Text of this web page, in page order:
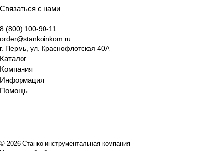
Связаться с нами
8 (800) 100-90-11
order@stankoinkom.ru
г. Пермь, ул. Краснофлотская 40А
Каталог
Компания
Информация
Помощь
© 2026 Станко-инструментальная компания